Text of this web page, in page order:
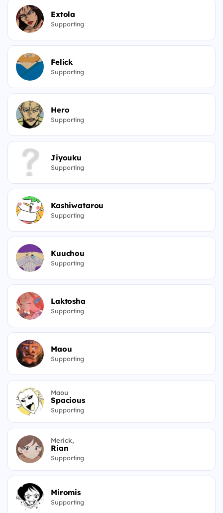
Extola
Supporting
Felick
Supporting
Hero
Supporting
Jiyouku
Supporting
Kashiwatarou
Supporting
Kuuchou
Supporting
Laktosha
Supporting
Maou
Supporting
Maou
Spacious
Supporting
Merick,
Rian
Supporting
Miromis
Supporting